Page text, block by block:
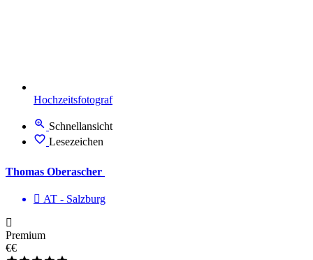
Hochzeitsfotograf
Schnellansicht
Lesezeichen
Thomas Oberascher
AT - Salzburg
Premium
€€